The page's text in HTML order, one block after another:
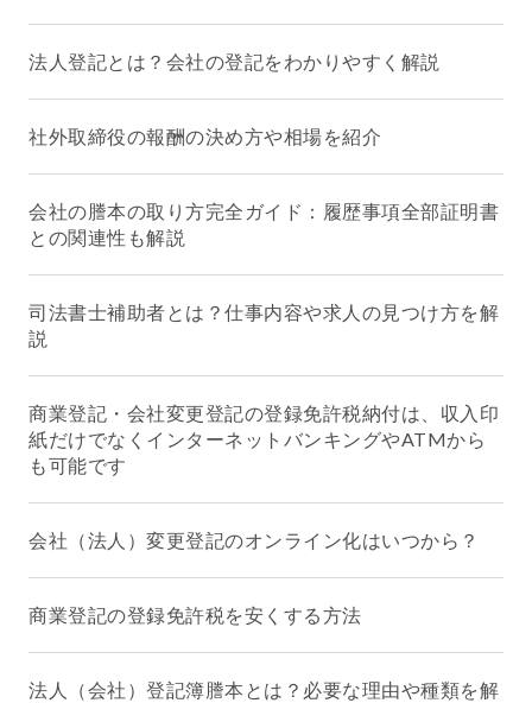
法人登記とは？会社の登記をわかりやすく解説
社外取締役の報酬の決め方や相場を紹介
会社の謄本の取り方完全ガイド：履歴事項全部証明書
との関連性も解説
司法書士補助者とは？仕事内容や求人の見つけ方を解
説
商業登記・会社変更登記の登録免許税納付は、収入印
紙だけでなくインターネットバンキングやATMから
も可能です
会社（法人）変更登記のオンライン化はいつから？
商業登記の登録免許税を安くする方法
法人（会社）登記簿謄本とは？必要な理由や種類を解